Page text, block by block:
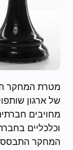
מטרת המחקר
של ארגון
מחויבים
וכלכליים